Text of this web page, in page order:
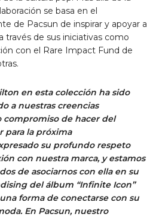
se basa en el
de Pacsun de inspirar y apoyar a
través de sus iniciativas como
con el Rare Impact Fund de
en esta colección ha sido
a nuestras creencias
de hacer del
la próxima
su profundo respeto
con nuestra marca, y estamos
de asociarnos con ella en su
del álbum “Infinite Icon”
forma de conectarse con su
En Pacsun, nuestro